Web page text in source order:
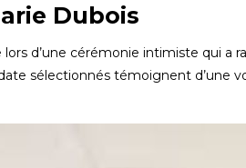
Dubois
lors d’une cérémonie intimiste qui a
sélectionnés témoignent d’une